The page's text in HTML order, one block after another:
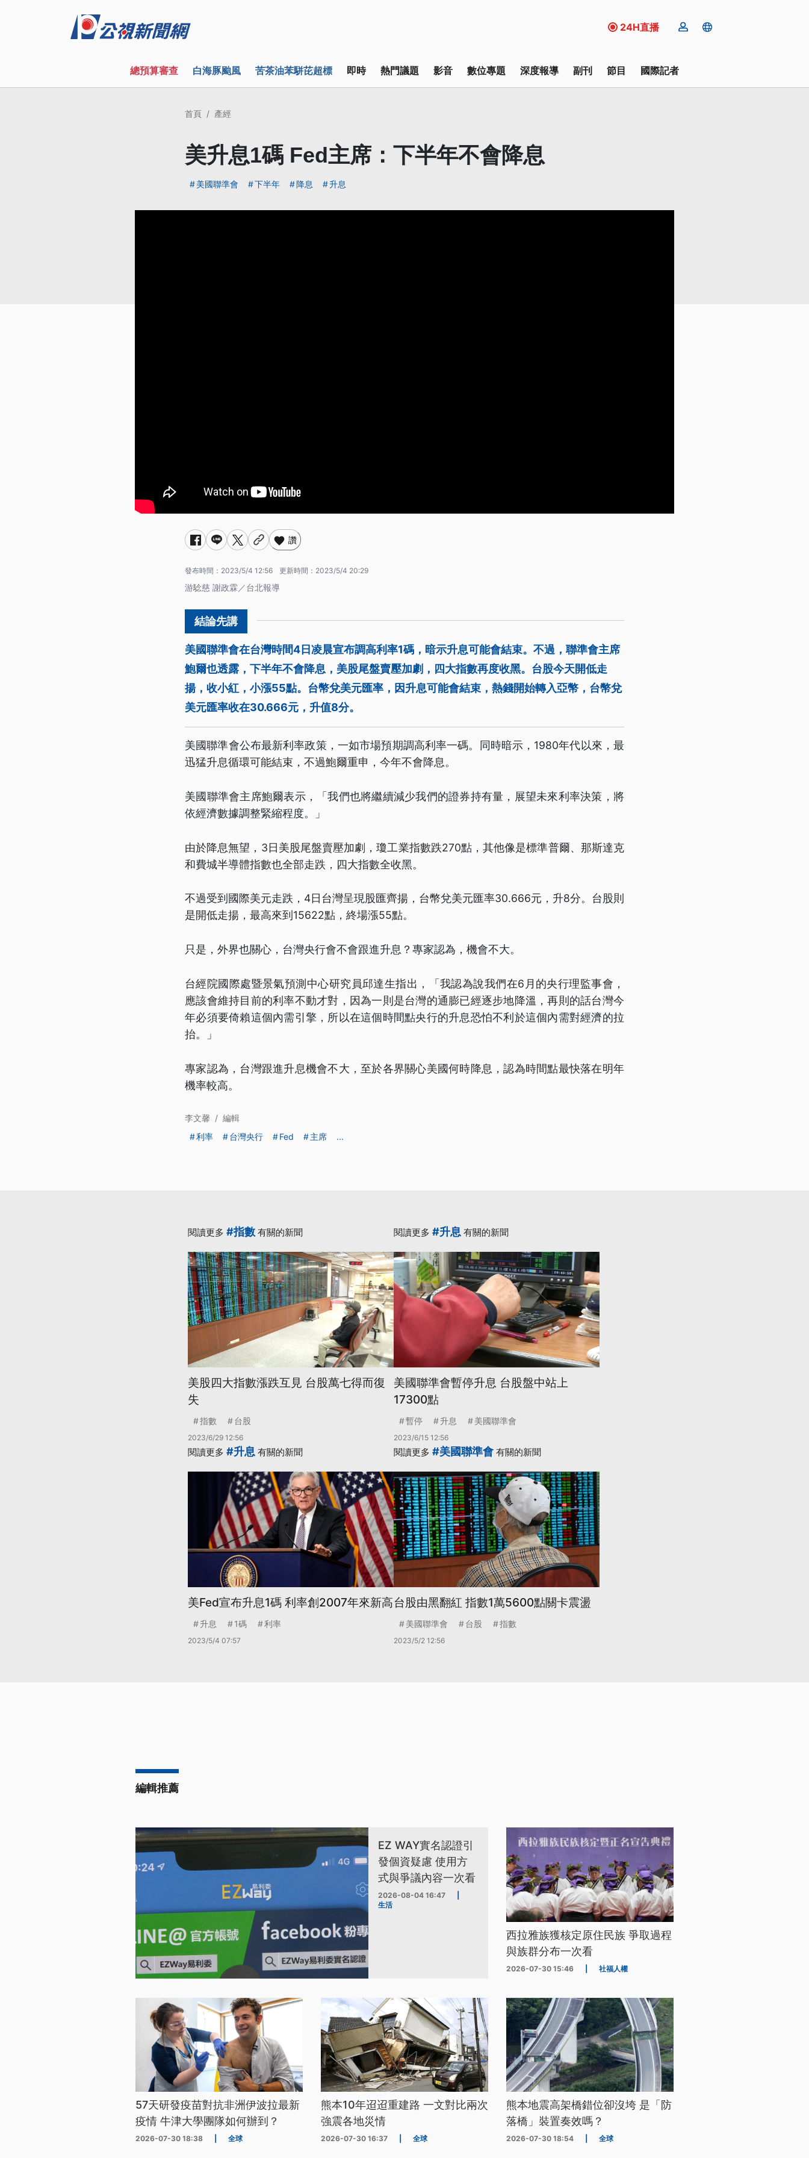
24H直播
總預算審查 白海豚颱風 苦茶油苯駢芘超標 即時 熱門議題 影音 數位專題 深度報導 副刊 節目 國際記者
首頁 產經
美升息1碼 Fed主席：下半年不會降息
美國聯準會 下半年 降息 升息
讚
發布時間： 2023/5/4 12:56 更新時間： 2023/5/4 20:29
游騐慈 謝政霖／台北報導
美國聯準會在台灣時間4日凌晨宣布調高利率1碼，暗示升息可能會結束。不過，聯準會主席
鮑爾也透露，下半年不會降息，美股尾盤賣壓加劇，四大指數再度收黑。台股今天開低走
揚，收小紅，小漲55點。台幣兌美元匯率，因升息可能會結束，熱錢開始轉入亞幣，台幣兌
美元匯率收在30.666元，升值8分。
美國聯準會公布最新利率政策，一如市場預期調高利率一碼。同時暗示，1980年代以來，最
迅猛升息循環可能結束，不過鮑爾重申，今年不會降息。
美國聯準會主席鮑爾表示，「我們也將繼續減少我們的證券持有量，展望未來利率決策，將
依經濟數據調整緊縮程度。」
由於降息無望，3日美股尾盤賣壓加劇，瓊工業指數跌270點，其他像是標準普爾、那斯達克
和費城半導體指數也全部走跌，四大指數全收黑。
不過受到國際美元走跌，4日台灣呈現股匯齊揚，台幣兌美元匯率30.666元，升8分。台股則
是開低走揚，最高來到15622點，終場漲55點。
只是，外界也關心，台灣央行會不會跟進升息？專家認為，機會不大。
台經院國際處暨景氣預測中心研究員邱達生指出，「我認為說我們在6月的央行理監事會，
應該會維持目前的利率不動才對，因為一則是台灣的通膨已經逐步地降溫，再則的話台灣今
年必須要倚賴這個內需引擎，所以在這個時間點央行的升息恐怕不利於這個內需對經濟的拉
抬。」
專家認為，台灣跟進升息機會不大，至於各界關心美國何時降息，認為時間點最快落在明年
機率較高。
李文馨 / 編輯
利率
台灣央行 Fed 主席 ...
閱讀更多 #指數 有關的新聞
美股四大指數漲跌互見 台股萬七得而復
失
指數 台股
2023/6/29 12:56
閱讀更多 #升息 有關的新聞
美國聯準會暫停升息 台股盤中站上
17300點
暫停 升息 美國聯準會
2023/6/15 12:56
閱讀更多 #升息 有關的新聞
美Fed宣布升息1碼 利率創2007年來新高
升息 1碼 利率
2023/5/4 07:57
閱讀更多 #美國聯準會 有關的新聞
台股由黑翻紅 指數1萬5600點關卡震盪
美國聯準會 台股 指數
2023/5/2 12:56
編輯推薦
EZ WAY實名認證引
發個資疑慮 使用方
式與爭議內容一次看
2026-08-04 16:47
生活
西拉雅族獲核定原住民族 爭取過程
與族群分布一次看
2026-07-30 15:46 社福人權
57天研發疫苗對抗非洲伊波拉最新
疫情 牛津大學團隊如何辦到？
2026-07-30 18:38 全球
熊本10年迢迢重建路 一文對比兩次
強震各地災情
2026-07-30 16:37 全球
熊本地震高架橋錯位卻沒垮 是「防
落橋」裝置奏效嗎？
2026-07-30 18:54 全球